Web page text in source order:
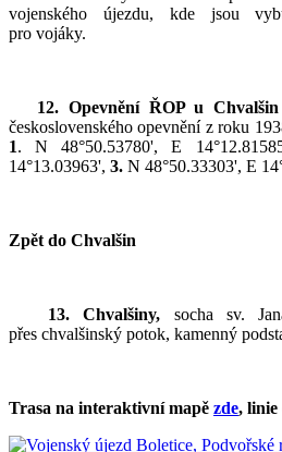
vojenského újezdu, kde jsou
pro vojáky.
12. Opevnění ŘOP u Chvalšin
československého opevnění z roku
1. N 48°50.53780', E
14°13.03963', 3. N 48°50.33303', E
Zpět do Chvalšin
13. Chvalšiny, socha sv.
přes chvalšinský potok, kamenný
Trasa na interaktivní mapě zde, linie